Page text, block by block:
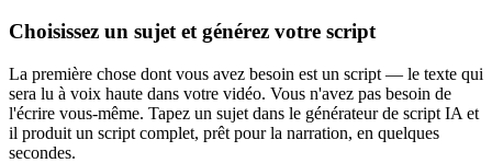
Choisissez un sujet et générez votre script
La première chose dont vous avez besoin est un script — le texte qui
sera lu à voix haute dans votre vidéo. Vous n'avez pas besoin de
l'écrire vous-même. Tapez un sujet dans le générateur de script IA et
il produit un script complet, prêt pour la narration, en quelques
secondes.